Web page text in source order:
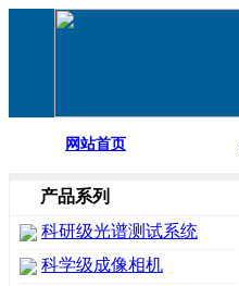
网站首页
产品系列
科研级光谱测试系统
科学级成像相机